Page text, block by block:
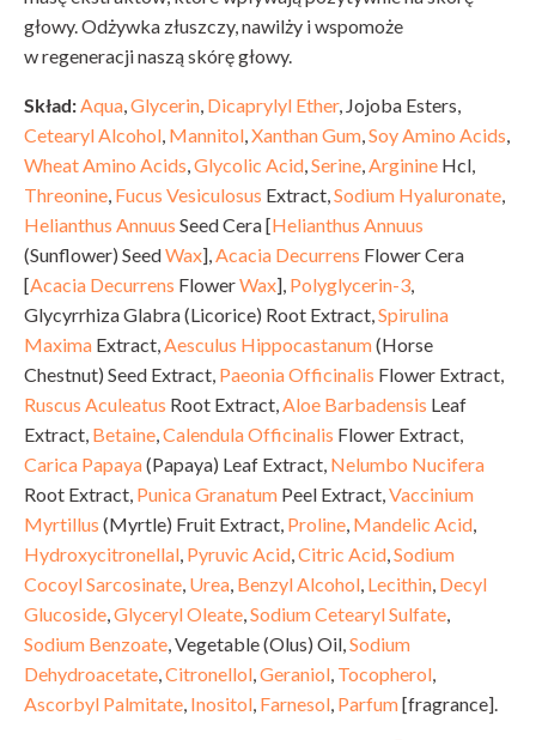
głowy. Odżywka złuszczy, nawilży i wspomoże
w regeneracji naszą skórę głowy.
Skład:Aqua,Glycerin, Dicaprylyl Ether, Jojoba Esters,
Cetearyl Alcohol, Mannitol,Xanthan Gum,Soy Amino Acids,
Wheat Amino Acids,Glycolic Acid,Serine,Arginine Hcl,
Threonine, Fucus Vesiculosus Extract,Sodium Hyaluronate,
Helianthus Annuus Seed Cera [Helianthus Annuus
(Sunflower) SeedWax],Acacia Decurrens Flower Cera
[Acacia Decurrens FlowerWax], Polyglycerin-3,
Glycyrrhiza Glabra (Licorice) Root Extract,Spirulina
Maxima Extract,Aesculus Hippocastanum(Horse
Chestnut) Seed Extract, Paeonia Officinalis Flower Extract,
Ruscus Aculeatus Root Extract,Aloe Barbadensis Leaf
Extract, Betaine,Calendula Officinalis Flower Extract,
Carica Papaya(Papaya) Leaf Extract, Nelumbo Nucifera
Root Extract, Punica Granatum Peel Extract,Vaccinium
Myrtillus (Myrtle) Fruit Extract, Proline, Mandelic Acid,
Hydroxycitronellal, Pyruvic Acid,Citric Acid,Sodium
Cocoyl Sarcosinate, Urea, Benzyl Alcohol, Lecithin, Decyl
Glucoside,Glyceryl Oleate,Sodium Cetearyl Sulfate,
Sodium Benzoate, Vegetable (Olus) Oil,Sodium
Dehydroacetate,Citronellol,Geraniol, Tocopherol,
Ascorbyl Palmitate, Inositol, Farnesol, Parfum[fragrance].